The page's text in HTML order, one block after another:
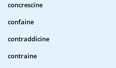
concrescine
confaine
contraddicine
contraine